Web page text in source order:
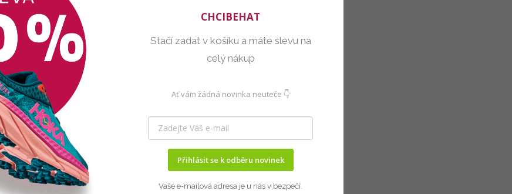
CHCIBEHAT
Stačí zadat v košíku a máte slevu na
celý nákup
Ať vám žádná novinka neuteče 👇
Přihlásit se k odběru novinek
Vaše e-mailová adresa je u nás v bezpečí.